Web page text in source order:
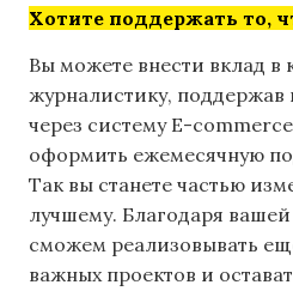
Хотите поддержать то,
Вы можете внести вклад в
журналистику, поддержав
через систему E-
оформить ежемесячную
Так вы станете частью
лучшему. Благодаря
сможем реализовывать
важных проектов и